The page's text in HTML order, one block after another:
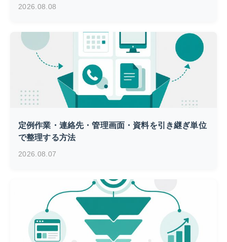
2026.08.08
定例作業・連絡先・管理画面・資料を引き継ぎ単位
で整理する方法
2026.08.07